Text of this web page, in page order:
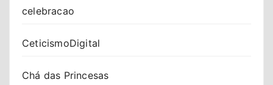
celebracao
CeticismoDigital
Chá das Princesas